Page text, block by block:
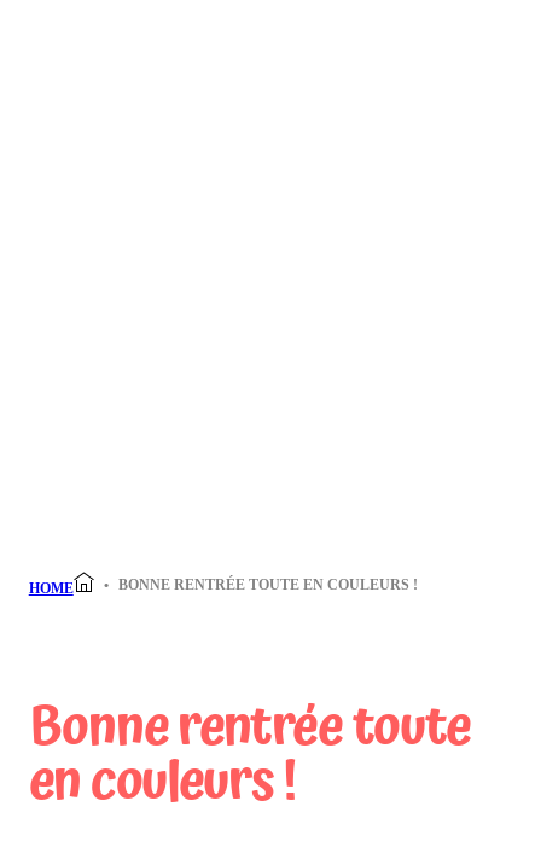
HOME BONNE RENTRÉE TOUTE EN COULEURS !
Bonne rentrée toute
en couleurs !